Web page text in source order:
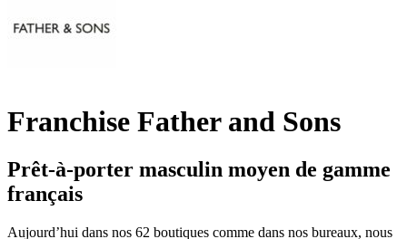
Franchise Father and Sons
Prêt-à-porter masculin moyen de gamme
français
Aujourd’hui dans nos 62 boutiques comme dans nos bureaux, nous